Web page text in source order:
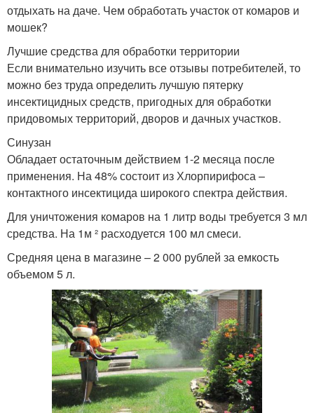
отдыхать на даче. Чем обработать участок от комаров и
мошек?
Лучшие средства для обработки территории
Если внимательно изучить все отзывы потребителей, то
можно без труда определить лучшую пятерку
инсектицидных средств, пригодных для обработки
придовомых территорий, дворов и дачных участков.
Синузан
Обладает остаточным действием 1-2 месяца после
применения. На 48% состоит из Хлорпирифоса –
контактного инсектицида широкого спектра действия.
Для уничтожения комаров на 1 литр воды требуется 3 мл
средства. На 1м ² расходуется 100 мл смеси.
Средняя цена в магазине – 2 000 рублей за емкость
объемом 5 л.